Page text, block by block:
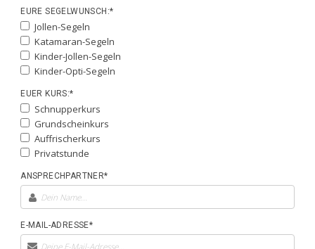
EURE SEGELWUNSCH:*
Jollen-Segeln
Katamaran-Segeln
Kinder-Jollen-Segeln
Kinder-Opti-Segeln
EUER KURS:*
Schnupperkurs
Grundscheinkurs
Auffrischerkurs
Privatstunde
ANSPRECHPARTNER*
E-MAIL-ADRESSE*